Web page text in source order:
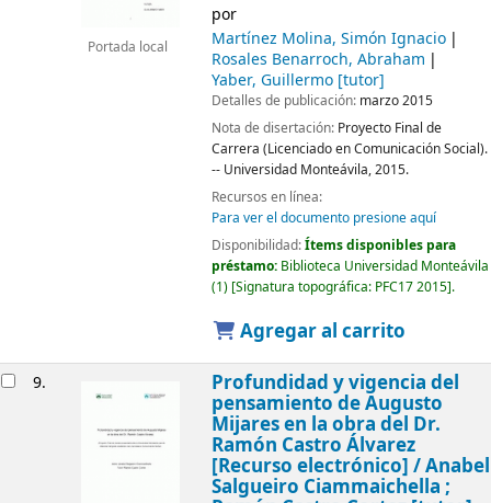
Portada local
por
Martínez Molina, Simón Ignacio
Rosales Benarroch, Abraham
Yaber, Guillermo[tutor]
Detalles de publicación: marzo 2015
Nota de disertación: Proyecto Final de
Carrera (Licenciado en Comunicación Social).
-- Universidad Monteávila, 2015.
Recursos en línea:
Para ver el documento presione aquí
Disponibilidad:Ítems disponibles para
préstamo: Biblioteca Universidad Monteávila
(1) Signatura topográfica: PFC17 2015 .
Agregar al carrito
9. Profundidad y vigencia del
pensamiento de Augusto
Mijares en la obra del Dr.
Ramón Castro Álvarez
[Recurso electrónico] /Anabel
Salgueiro Ciammaichella ;